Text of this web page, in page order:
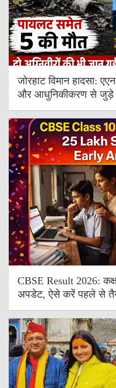
जोरहाट विमान हादसा:
और आधुनिकीकरण से जुड़े
CBSE Result 2026:
अपडेट, ऐसे करें पहले से